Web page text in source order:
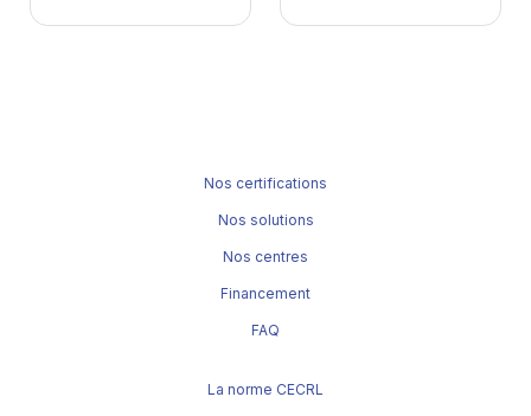
Nos certifications
Nos solutions
Nos centres
Financement
FAQ
La norme CECRL